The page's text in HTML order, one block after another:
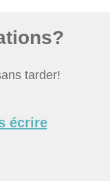
tarder!
écrire